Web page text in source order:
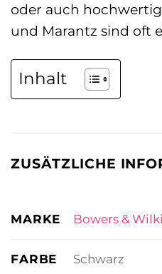
oder auch
und Marantz sind oft
Inhalt
ZUSÄTZLICHE
MARKE Bowers &
FARBE Schwarz